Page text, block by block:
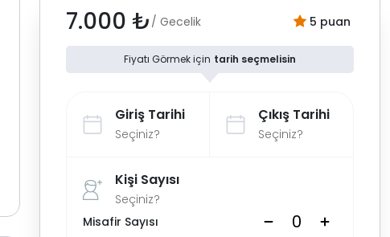
7.000 ₺ / Gecelik 5 puan
Fiyatı Görmek için tarih seçmelisin
Giriş Tarihi
Seçiniz?
Çıkış Tarihi
Seçiniz?
Kişi Sayısı
Seçiniz?
Misafir Sayısı